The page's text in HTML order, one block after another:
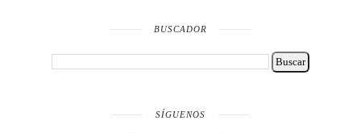
BUSCADOR
SÍGUENOS